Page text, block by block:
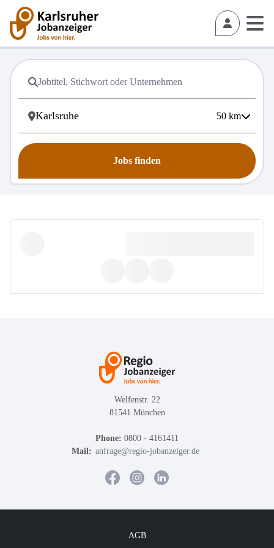
50 km
Jobs finden
Welfenstr. 22
81541 München
Phone: 0800 - 4161411
Mail: anfrage@regio-jobanzeiger.de
AGB